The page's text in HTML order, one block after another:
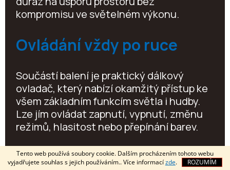
Tento web používá soubory cookie. Dalším procházením tohoto webu
vyjadřujete souhlas s jejich používáním.. Více informacízde. ROZUMÍM
kompromisu ve světelném výkonu.
Ovládání vždy po ruce
Součástí balení je praktický dálkový
ovladač, který nabízí okamžitý přístup ke
všem základním funkcím světla i hudby.
Lze jím ovládat zapnutí, vypnutí, změnu
režimů, hlasitost nebo přepínání barev.
Nezávislé na aplikaci